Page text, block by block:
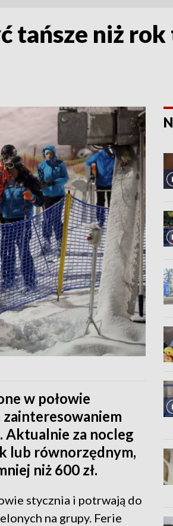
tańsze niż
w połowie
Aktualnie za nocleg
lub równorzędnym,
niż 600 zł.
stycznia i potrwają do
na grupy. Ferie